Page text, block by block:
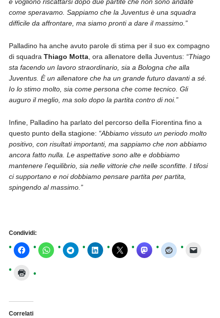
e vogliono riscattarsi dopo due partite che non sono andate
come speravamo. Sappiamo che la Juventus è una squadra
difficile da affrontare, ma siamo pronti a dare il massimo.”
Palladino ha anche avuto parole di stima per il suo ex compagno
di squadra Thiago Motta, ora allenatore della Juventus: “Thiago
sta facendo un lavoro straordinario, sia a Bologna che alla
Juventus. È un allenatore che ha un grande futuro davanti a sé.
Io lo stimo molto, sia come persona che come tecnico. Gli
auguro il meglio, ma solo dopo la partita contro di noi.”
Infine, Palladino ha parlato del percorso della Fiorentina fino a
questo punto della stagione: “Abbiamo vissuto un periodo molto
positivo, con risultati importanti, ma sappiamo che non abbiamo
ancora fatto nulla. Le aspettative sono alte e dobbiamo
mantenere l’equilibrio, sia nelle vittorie che nelle sconfitte. I tifosi
ci supportano e noi dobbiamo pensare partita per partita,
spingendo al massimo.”
Condividi:
Correlati